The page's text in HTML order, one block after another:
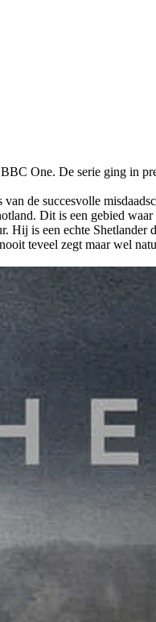
One. De serie ging in
de succesvolle
Dit is een gebied
Hij is een echte
teveel zegt maar wel